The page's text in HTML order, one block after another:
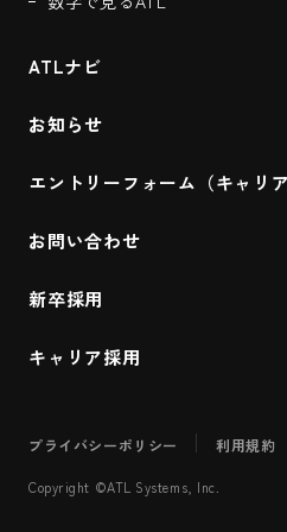
ATLナビ
お知らせ
エントリーフォーム（キャリ
お問い合わせ
新卒採用
キャリア採用
プライバシーポリシー 利用規約
Copyright ©ATL Systems, Inc.